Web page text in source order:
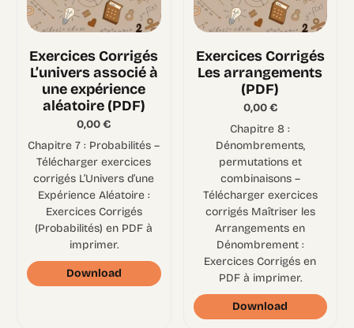
Exercices Corrigés
L’univers associé à
une expérience
aléatoire (PDF)
0,00€
Chapitre 7 : Probabilités –
Télécharger exercices
corrigés L’Univers d’une
Expérience Aléatoire :
Exercices Corrigés
(Probabilités) en PDF à
imprimer.
Download
Exercices Corrigés
Les arrangements
(PDF)
0,00€
Chapitre 8 :
Dénombrements,
permutations et
combinaisons –
Télécharger exercices
corrigés Maîtriser les
Arrangements en
Dénombrement :
Exercices Corrigés en
PDF à imprimer.
Download